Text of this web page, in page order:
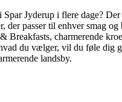
Jyderup i flere dage?
der passer til enhver smag
Breakfasts, charmerende
du vælger, vil du føle dig
landsby.